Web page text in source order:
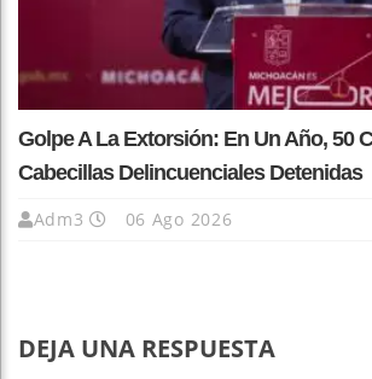
Golpe A La Extorsión: En Un Año, 50
Cabecillas Delincuenciales Detenidas
Adm3 06 Ago 2026
DEJA UNA RESPUESTA